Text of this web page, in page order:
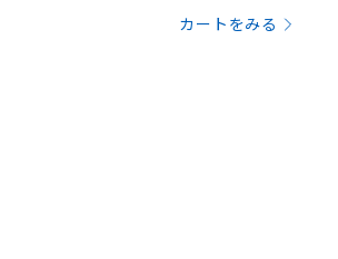
カートをみる